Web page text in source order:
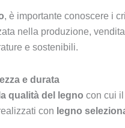
, è importante conoscere i
nella produzione,
e sostenibili.
e durata
la qualità del legno con cui
con legno